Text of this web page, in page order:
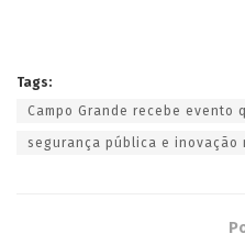
Tags:
Campo Grande recebe evento
segurança pública e inovação